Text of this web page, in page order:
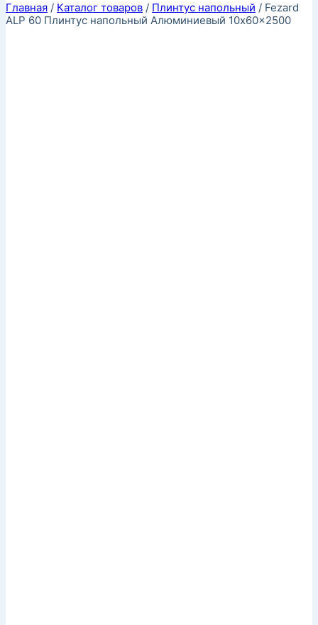
Главная / Каталог товаров / Плинтус напольный / Fezard
ALP 60 Плинтус напольный Алюминиевый 10x60x2500